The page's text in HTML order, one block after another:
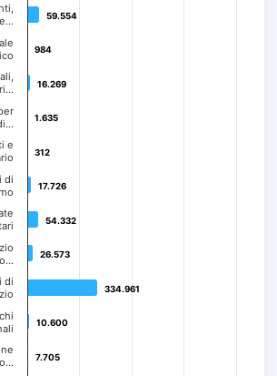
59.554
59.554
984
984
16.269
16.269
1.635
1.635
312
312
17.726
17.726
54.332
54.332
26.573
26.573
334.961
334.961
10.600
10.600
7.705
7.705
e
di
di